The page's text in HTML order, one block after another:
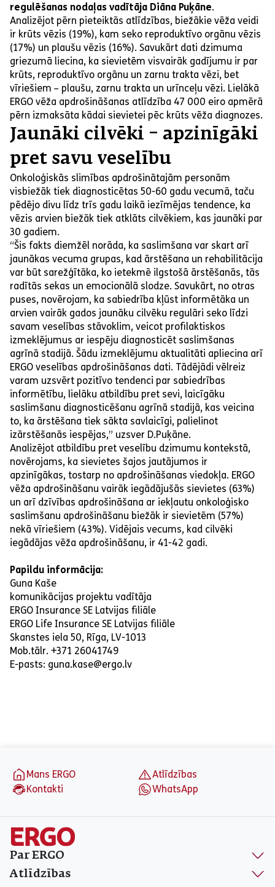
regulēšanas nodaļas vadītāja Diāna Puķāne.
Analizējot pērn pieteiktās atlīdzības, biežākie vēža veidi
ir krūts vēzis (19%), kam seko reproduktīvo orgānu vēzis
(17%) un plaušu vēzis (16%). Savukārt dati dzimuma
griezumā liecina, ka sievietēm visvairāk gadījumu ir par
krūts, reproduktīvo orgānu un zarnu trakta vēzi, bet
vīriešiem – plaušu, zarnu trakta un urīnceļu vēzi. Lielākā
ERGO vēža apdrošināšanas atlīdzība 47 000 eiro apmērā
pērn izmaksāta kādai sievietei pēc krūts vēža diagnozes.
Jaunāki cilvēki – apzinīgāki
pret savu veselību
Onkoloģiskās slimības apdrošinātajām personām
visbiežāk tiek diagnosticētas 50-60 gadu vecumā, taču
pēdējo divu līdz trīs gadu laikā iezīmējas tendence, ka
vēzis arvien biežāk tiek atklāts cilvēkiem, kas jaunāki par
30 gadiem.
“Šis fakts diemžēl norāda, ka saslimšana var skart arī
jaunākas vecuma grupas, kad ārstēšana un rehabilitācija
var būt sarežģītāka, ko ietekmē ilgstošā ārstēšanās, tās
radītās sekas un emocionālā slodze. Savukārt, no otras
puses, novērojam, ka sabiedrība kļūst informētāka un
arvien vairāk gados jaunāku cilvēku regulāri seko līdzi
savam veselības stāvoklim, veicot profilaktiskos
izmeklējumus ar iespēju diagnosticēt saslimšanas
agrīnā stadijā. Šādu izmeklējumu aktualitāti apliecina arī
ERGO veselības apdrošināšanas dati. Tādējādi vēlreiz
varam uzsvērt pozitīvo tendenci par sabiedrības
informētību, lielāku atbildību pret sevi, laicīgāku
saslimšanu diagnosticēšanu agrīnā stadijā, kas veicina
to, ka ārstēšana tiek sākta savlaicīgi, palielinot
izārstēšanās iespējas,” uzsver D.Puķāne.
Analizējot atbildību pret veselību dzimumu kontekstā,
novērojams, ka sievietes šajos jautājumos ir
apzinīgākas, tostarp no apdrošināšanas viedokļa. ERGO
vēža apdrošināšanu vairāk iegādājušās sievietes (63%)
un arī dzīvības apdrošināšana ar iekļautu onkoloģisko
saslimšanu apdrošināšanu biežāk ir sievietēm (57%)
nekā vīriešiem (43%). Vidējais vecums, kad cilvēki
iegādājas vēža apdrošināšanu, ir 41-42 gadi.
Papildu informācija:
Guna Kaše
komunikācijas projektu vadītāja
ERGO Insurance SE Latvijas filiāle
ERGO Life Insurance SE Latvijas filiāle
Skanstes iela 50, Rīga, LV-1013
Mob.tālr. +371 26041749
E-pasts: guna.kase@ergo.lv
Mans ERGO
Atlīdzības
Kontakti
WhatsApp
Par ERGO
Atlīdzības